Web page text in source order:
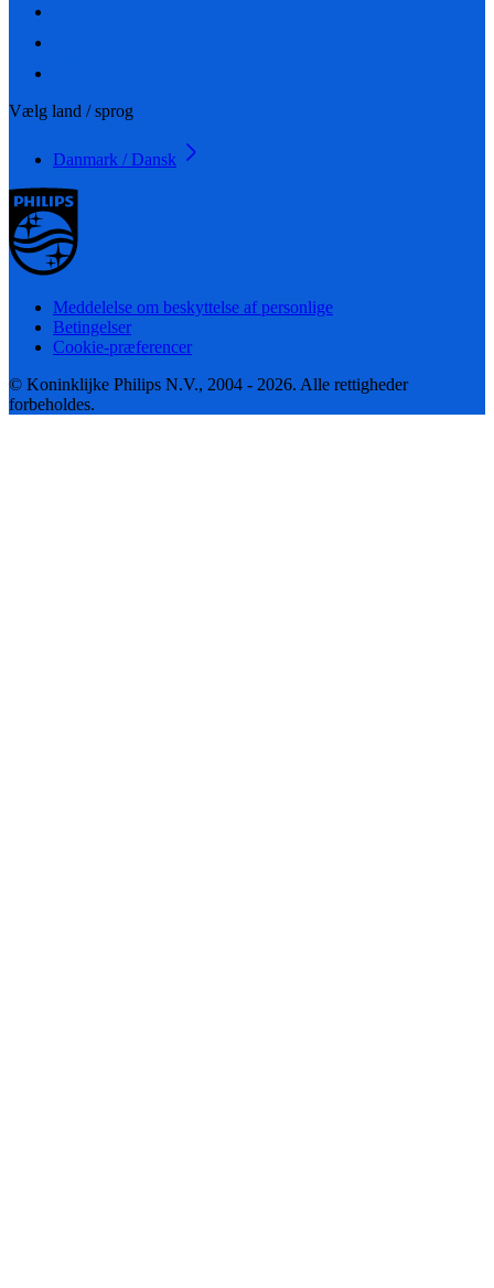
Vælg land / sprog
Danmark / Dansk
Meddelelse om beskyttelse af personlige
Betingelser
Cookie-præferencer
© Koninklijke Philips N.V., 2004 - 2026. Alle rettigheder
forbeholdes.